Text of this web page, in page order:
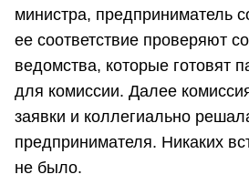
министра, предприниматель
ее соответствие проверяют
ведомства, которые готовят
для комиссии. Далее
заявки и коллегиально
предпринимателя. Никаких
не было.